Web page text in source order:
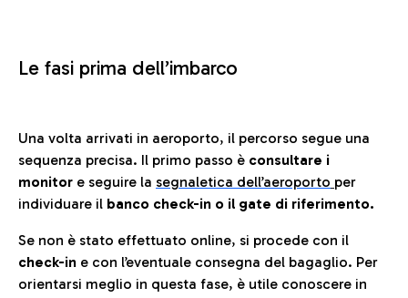
Le fasi prima dell’imbarco
Una volta arrivati in aeroporto, il percorso segue una
sequenza precisa. Il primo passo è consultare i
monitor e seguire la segnaletica dell’aeroporto per
individuare il banco check-in o il gate di riferimento.
Se non è stato effettuato online, si procede con il
check-in e con l’eventuale consegna del bagaglio. Per
orientarsi meglio in questa fase, è utile conoscere in